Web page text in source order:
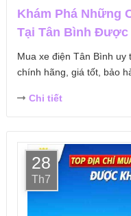
Khám Phá Những
Tại Tân Bình Được
Mua xe điện Tân Bình
chính hãng, giá tốt, bảo
Chi tiết
28
Th7